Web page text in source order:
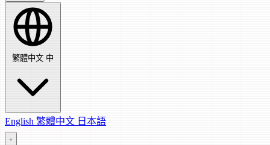
繁體中文 中
English 繁體中文 日本語